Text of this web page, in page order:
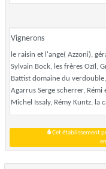
Vignerons
le raisin et l'ange( Azzoni),
Sylvain Bock, les frères Ozïl,
Battist domaine du
Agarrus Serge scherrer, Rémi
Michel Issaly, Rémy Kuntz, la
Cet établissement